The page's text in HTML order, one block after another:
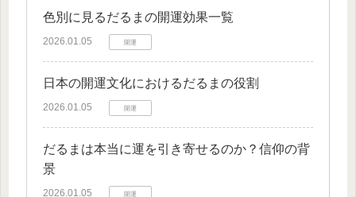
色別に見るだるまの開運効果一覧
2026.01.05 開運
日本の開運文化におけるだるまの役割
2026.01.05 開運
だるまは本当に運を引き寄せるのか？信仰の背
景
2026.01.05 開運